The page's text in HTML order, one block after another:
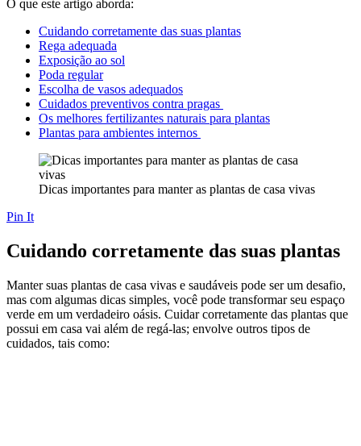
O que este artigo aborda:
Cuidando corretamente das suas plantas
Rega adequada
Exposição ao sol
Poda regular
Escolha de vasos adequados
Cuidados preventivos contra pragas
Os melhores fertilizantes naturais para plantas
Plantas para ambientes internos
Dicas importantes para manter as plantas de casa vivas
Pin It
Cuidando corretamente das suas plantas
Manter suas plantas de casa vivas e saudáveis pode ser um desafio,
mas com algumas dicas simples, você pode transformar seu espaço
verde em um verdadeiro oásis. Cuidar corretamente das plantas que
possui em casa vai além de regá-las; envolve outros tipos de
cuidados, tais como: